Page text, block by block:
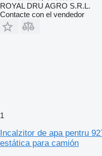
ROYAL DRU AGRO S.R.L.
Contacte con el vendedor
1
Incalzitor de apa pentru
estática para camión